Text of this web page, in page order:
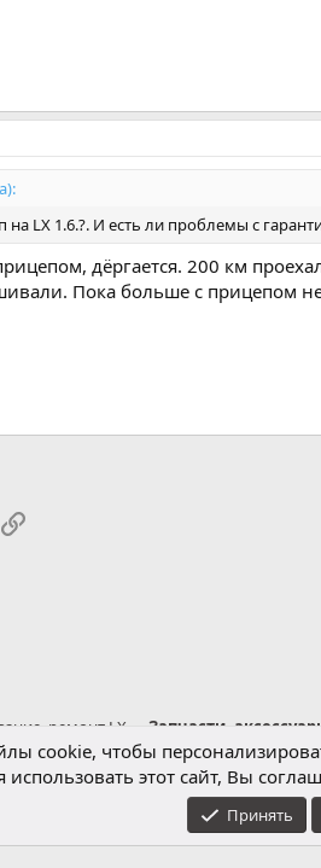
на LX 1.6.?. И есть ли проблемы с
дёргается. 200 км
Пока больше с прицепом
почта
Ссылка
ремонт LX
cookie, чтобы
использовать этот сайт, Вы
Принять